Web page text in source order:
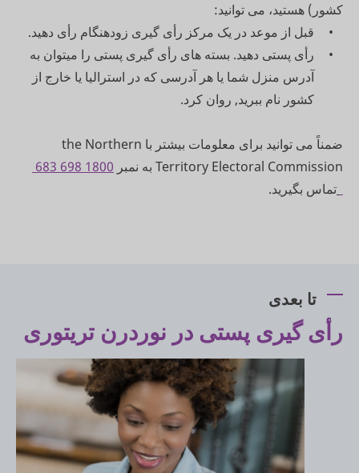
کشور) هستید، می توانید:
قبل از موعد در یک مرکز رأی گیری زودهنگام رأی دهید.
رأی پستی دهید. بسته های رأی گیری پستی را میتوان به
آدرس منزل شما یا هر آدرسی که در استرالیا یا خارج از
کشور نام ببرید, روان کرد.
ضمناً می توانید برای معلومات بیشتر با the Northern
Territory Electoral Commission به نمبر
تماس بگیرید.
تا بعدی
رأی گیری پستی در نوردرن تریتوری